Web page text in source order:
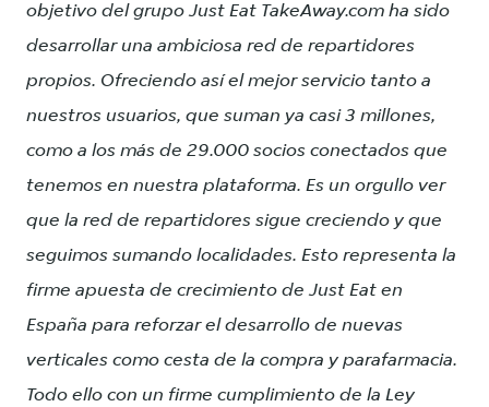
objetivo del grupo Just Eat TakeAway.com ha sido
desarrollar una ambiciosa red de repartidores
propios. Ofreciendo así el mejor servicio tanto a
nuestros usuarios, que suman ya casi 3 millones,
como a los más de 29.000 socios conectados que
tenemos en nuestra plataforma. Es un orgullo ver
que la red de repartidores sigue creciendo y que
seguimos sumando localidades. Esto representa la
firme apuesta de crecimiento de Just Eat en
España para reforzar el desarrollo de nuevas
verticales como cesta de la compra y parafarmacia.
Todo ello con un firme cumplimiento de la Ley